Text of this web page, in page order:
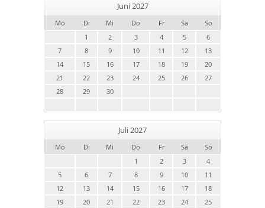
Juni 2027
Mo Di Mi Do Fr Sa
So
1
2 3 4 5
6
7
8 9 10 11 12
13
14
15 16 17 18 19
20
21
22 23 24 25 26
27
28
29 30
Juli 2027
Mo Di Mi Do Fr Sa
So
1
2 3
4
5
6 7 8 9 10
11
12
13 14 15 16 17
18
19
20 21 22 23 24
25